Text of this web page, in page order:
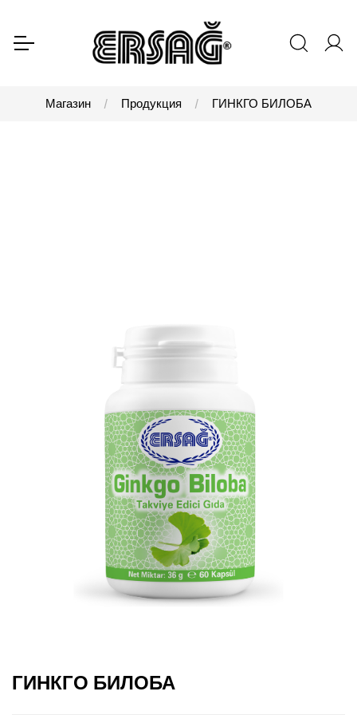
Магазин Продукция ГИНКГО БИЛОБА
ГИНКГО БИЛОБА